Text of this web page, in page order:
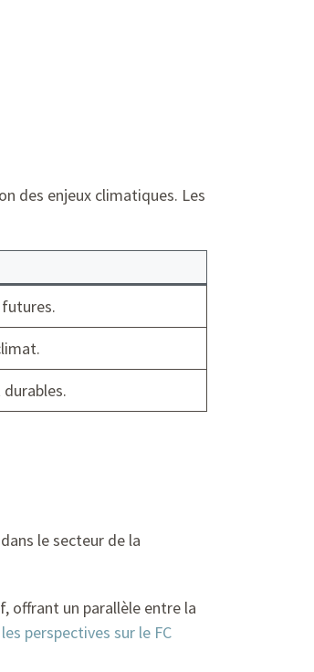
des enjeux climatiques. Les
le secteur de la
offrant un parallèle entre la
les perspectives sur le FC